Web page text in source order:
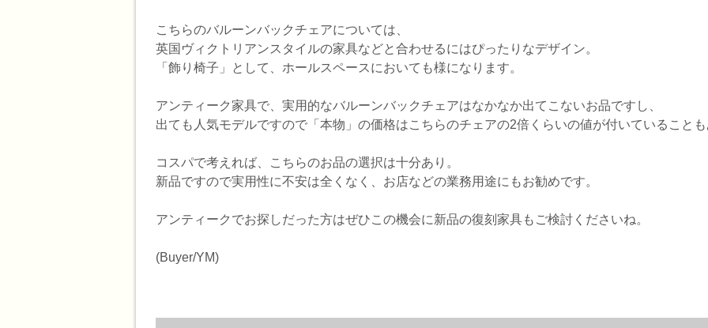
こちらのバルーンバックチェアについては、
英国ヴィクトリアンスタイルの家具などと合わせるにはぴったりなデザイン。
「飾り椅子」として、ホールスペースにおいても様になります。
アンティーク家具で、実用的なバルーンバックチェアはなかなか出てこないお品ですし、
出ても人気モデルですので「本物」の価格はこちらのチェアの2倍くらいの値が付いていること
コスパで考えれば、こちらのお品の選択は十分あり。
新品ですので実用性に不安は全くなく、お店などの業務用途にもお勧めです。
アンティークでお探しだった方はぜひこの機会に新品の復刻家具もご検討くださいね。
(Buyer/YM)